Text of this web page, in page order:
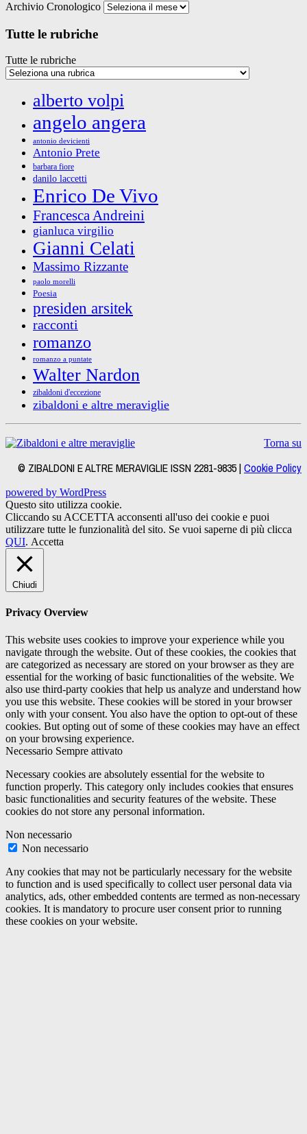
Archivio Cronologico
Tutte le rubriche
Tutte le rubriche
alberto volpi
angelo angera
antonio devicienti
Antonio Prete
barbara fiore
danilo laccetti
Enrico De Vivo
Francesca Andreini
gianluca virgilio
Gianni Celati
Massimo Rizzante
paolo morelli
Poesia
presiden arsitek
racconti
romanzo
romanzo a puntate
Walter Nardon
zibaldoni d'eccezione
zibaldoni e altre meraviglie
Torna su
© ZIBALDONI E ALTRE MERAVIGLIE ISSN 2281-9835 | Cookie Policy
powered by WordPress
Questo sito utilizza cookie.
Cliccando su ACCETTA acconsenti all'uso dei cookie e puoi
utilizzare tutte le funzionalità del sito. Se vuoi saperne di più clicca
QUI. Accetta
Chiudi
Privacy Overview
This website uses cookies to improve your experience while you
navigate through the website. Out of these cookies, the cookies that
are categorized as necessary are stored on your browser as they are
essential for the working of basic functionalities of the website. We
also use third-party cookies that help us analyze and understand how
you use this website. These cookies will be stored in your browser
only with your consent. You also have the option to opt-out of these
cookies. But opting out of some of these cookies may have an effect
on your browsing experience.
Necessario Sempre attivato
Necessary cookies are absolutely essential for the website to
function properly. This category only includes cookies that ensures
basic functionalities and security features of the website. These
cookies do not store any personal information.
Non necessario
Non necessario
Any cookies that may not be particularly necessary for the website
to function and is used specifically to collect user personal data via
analytics, ads, other embedded contents are termed as non-necessary
cookies. It is mandatory to procure user consent prior to running
these cookies on your website.